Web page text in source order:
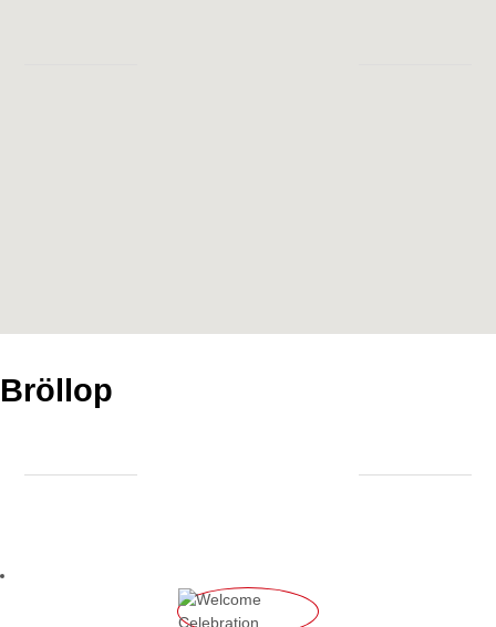
Bröllop